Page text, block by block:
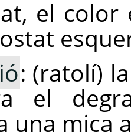
el color
: (ratolí)
el
una mica